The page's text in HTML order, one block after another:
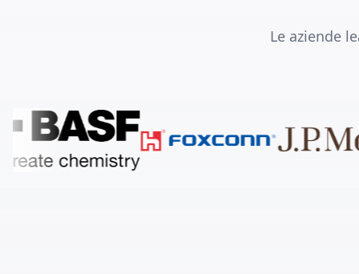
Le aziende